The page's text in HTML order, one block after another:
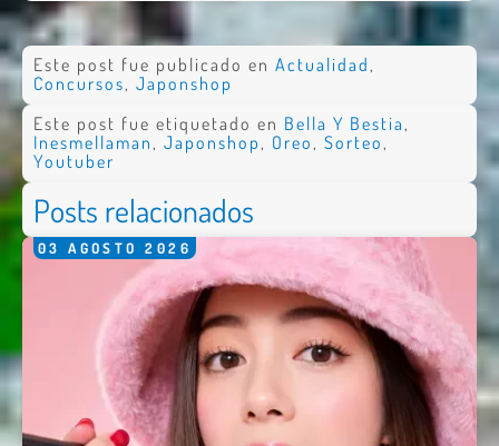
Este post fue publicado en Actualidad,
Concursos, Japonshop
Este post fue etiquetado en Bella Y Bestia,
Inesmellaman, Japonshop, Oreo, Sorteo,
Youtuber
Posts relacionados
03 AGOSTO 2026